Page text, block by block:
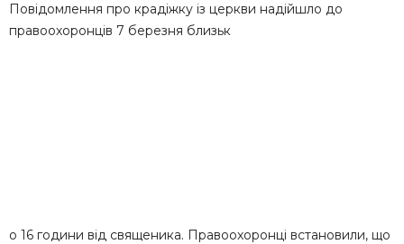
Повідомлення про крадіжку із церкви надійшло до
правоохоронців 7 березня близьк
о 16 години від священика. Правоохоронці встановили, що